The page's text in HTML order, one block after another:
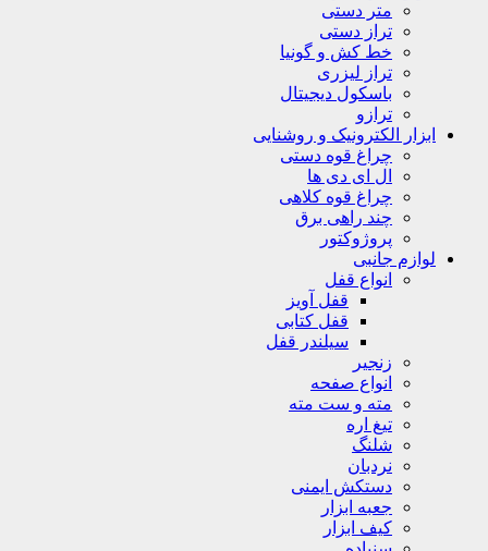
متر دستی
تراز دستی
خط کش و گونیا
تراز لیزری
باسکول دیجیتال
ترازو
ابزار الکترونیک و روشنایی
چراغ قوه دستی
ال ای دی ها
چراغ قوه کلاهی
چند راهی برق
پروژوکتور
لوازم جانبی
انواع قفل
قفل آویز
قفل کتابی
سیلندر قفل
زنجیر
انواع صفحه
مته و ست مته
تیغ اره
شلنگ
نردبان
دستکش ایمنی
جعبه ابزار
کیف ابزار